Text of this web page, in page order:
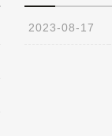
2023-08-17